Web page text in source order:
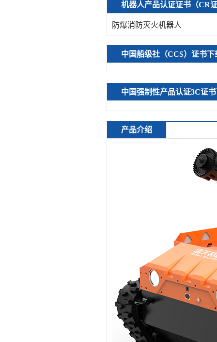
机器人产品认证证书（CR
防爆消防灭火机器人
中国船级社（CCS）证书下
中国强制性产品认证3C证
产品介绍